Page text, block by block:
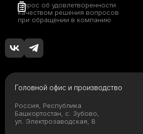
Опрос об удовлетворенности
качеством решения вопросов
при обращении в компанию
Головной офис и производство
Россия, Республика
Башкортостан, с. Зубово,
ул. Электрозаводская, 8